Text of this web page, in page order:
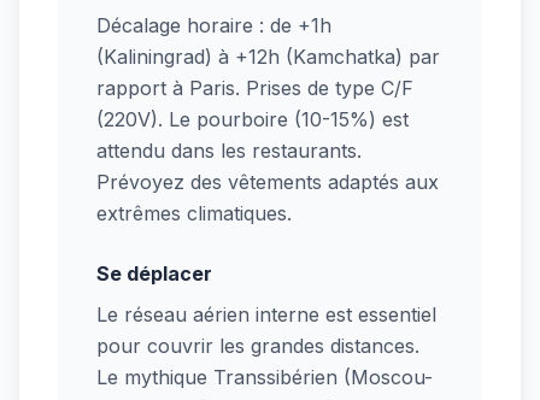
Décalage horaire : de +1h
(Kaliningrad) à +12h (Kamchatka) par
rapport à Paris. Prises de type C/F
(220V). Le pourboire (10-15%) est
attendu dans les restaurants.
Prévoyez des vêtements adaptés aux
extrêmes climatiques.
Se déplacer
Le réseau aérien interne est essentiel
pour couvrir les grandes distances.
Le mythique Transsibérien (Moscou-